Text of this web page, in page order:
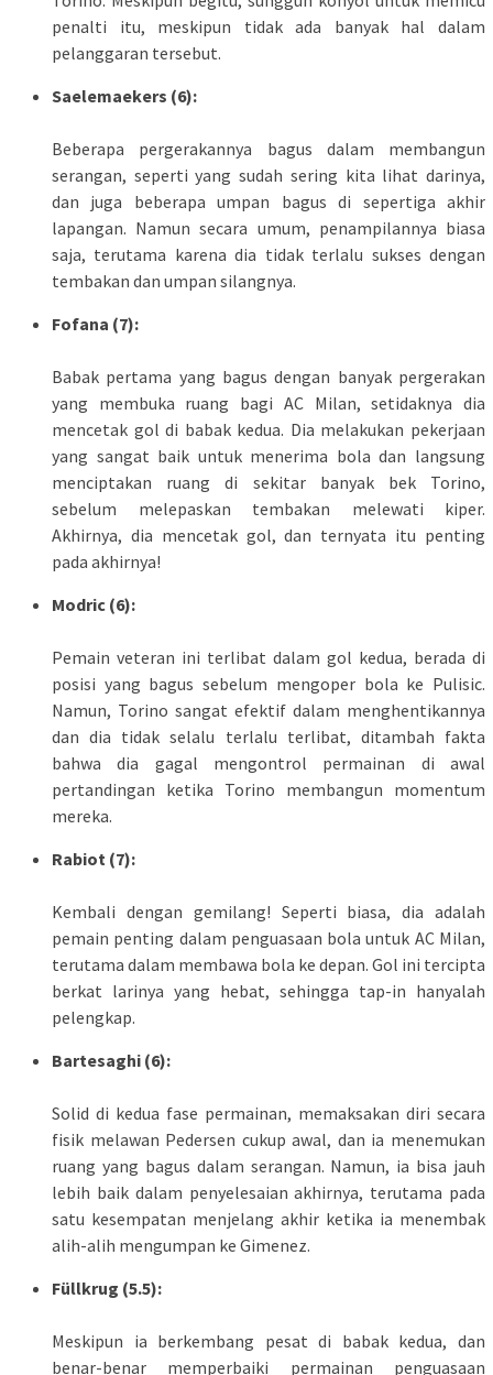
penalti itu, meskipun tidak ada banyak hal dalam
pelanggaran tersebut.
Saelemaekers (6):
Beberapa pergerakannya bagus dalam membangun
serangan, seperti yang sudah sering kita lihat darinya,
dan juga beberapa umpan bagus di sepertiga akhir
lapangan. Namun secara umum, penampilannya biasa
saja, terutama karena dia tidak terlalu sukses dengan
tembakan dan umpan silangnya.
Fofana (7):
Babak pertama yang bagus dengan banyak pergerakan
yang membuka ruang bagi AC Milan, setidaknya dia
mencetak gol di babak kedua. Dia melakukan pekerjaan
yang sangat baik untuk menerima bola dan langsung
menciptakan ruang di sekitar banyak bek Torino,
sebelum melepaskan tembakan melewati kiper.
Akhirnya, dia mencetak gol, dan ternyata itu penting
pada akhirnya!
Modric (6):
Pemain veteran ini terlibat dalam gol kedua, berada di
posisi yang bagus sebelum mengoper bola ke Pulisic.
Namun, Torino sangat efektif dalam menghentikannya
dan dia tidak selalu terlalu terlibat, ditambah fakta
bahwa dia gagal mengontrol permainan di awal
pertandingan ketika Torino membangun momentum
mereka.
Rabiot (7):
Kembali dengan gemilang! Seperti biasa, dia adalah
pemain penting dalam penguasaan bola untuk AC Milan,
terutama dalam membawa bola ke depan. Gol ini tercipta
berkat larinya yang hebat, sehingga tap-in hanyalah
pelengkap.
Bartesaghi (6):
Solid di kedua fase permainan, memaksakan diri secara
fisik melawan Pedersen cukup awal, dan ia menemukan
ruang yang bagus dalam serangan. Namun, ia bisa jauh
lebih baik dalam penyelesaian akhirnya, terutama pada
satu kesempatan menjelang akhir ketika ia menembak
alih-alih mengumpan ke Gimenez.
Füllkrug (5.5):
Meskipun ia berkembang pesat di babak kedua, dan
benar-benar memperbaiki permainan penguasaan